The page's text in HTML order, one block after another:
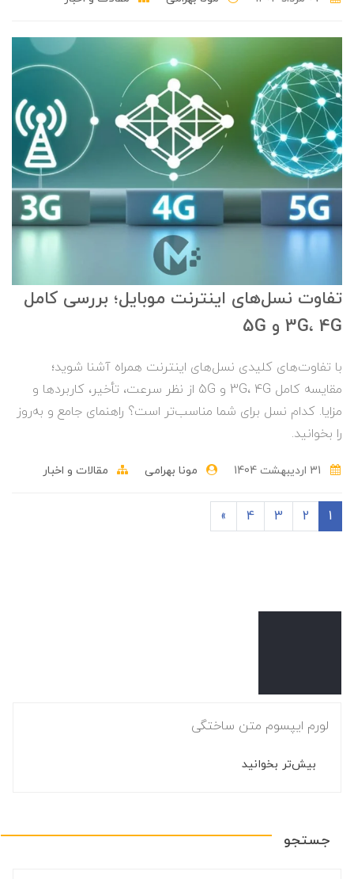
تفاوت نسل‌های اینترنت موبایل؛ بررسی کامل
3G، 4G و 5G
با تفاوت‌های کلیدی نسل‌های اینترنت همراه آشنا شوید؛
مقایسه کامل 3G، 4G و 5G از نظر سرعت، تأخیر، کاربردها و
مزایا. کدام نسل برای شما مناسب‌تر است؟ راهنمای جامع و به‌روز
را بخوانید.
مونا بهرامی مقالات و اخبار
1
2
3
4
»
لورم ایپسوم متن ساختگی
بیش‌تر بخوانید
جستجو